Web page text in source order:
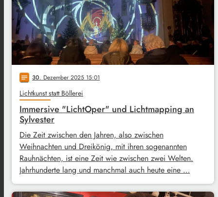
notes 30. Dezember 2025 15:01
Lichtkunst statt Böllerei
Immersive "LichtOper" und Lichtmapping an
Sylvester
Die Zeit zwischen den Jahren, also zwischen
Weihnachten und Dreikönig, mit ihren sogenannten
Rauhnächten, ist eine Zeit wie zwischen zwei Welten.
Jahrhunderte lang und manchmal auch heute eine …